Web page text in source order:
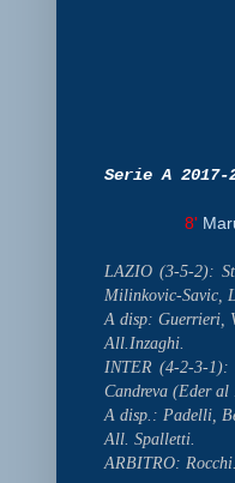
Serie A 2017-
8'
LAZIO (3-5-2):
Milinkovic-Savic,
A disp: Guerrieri,
All.Inzaghi.
INTER (4-2-3-1):
Candreva (Eder
A disp.: Padelli,
All. Spalletti.
ARBITRO: Rocchi.